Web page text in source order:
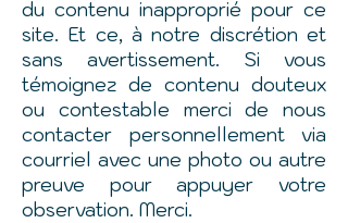
du contenu inapproprié pour ce
site. Et ce, à notre discrétion et
sans avertissement. Si vous
témoignez de contenu douteux
ou contestable merci de nous
contacter personnellement via
courriel avec une photo ou autre
preuve pour appuyer votre
observation. Merci.